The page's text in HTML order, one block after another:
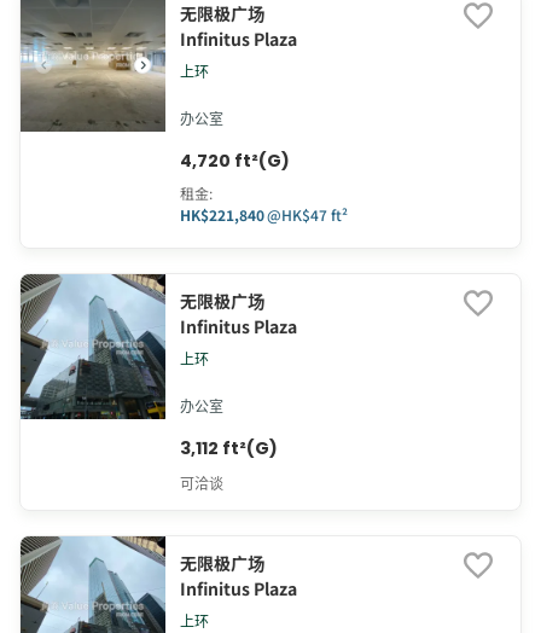
无限极广场
Infinitus Plaza
上环
办公室
4,720 ft²(G)
租金:
HK$221,840@HK$47 ft²
无限极广场
Infinitus Plaza
上环
办公室
3,112 ft²(G)
可洽谈
无限极广场
Infinitus Plaza
上环